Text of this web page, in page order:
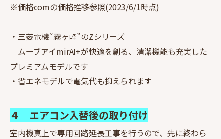
※価格comの価格推移参照(2023/6/1時点)
・三菱電機“霧ヶ峰”のZシリーズ
ムーブアイmirAI+が快適を創る、清潔機能も充実した
プレミアムモデルです
・省エネモデルで電気代も抑えられます
４ エアコン入替後の取り付け
室内機真上で専用回路延長工事を行うので、先に終わら